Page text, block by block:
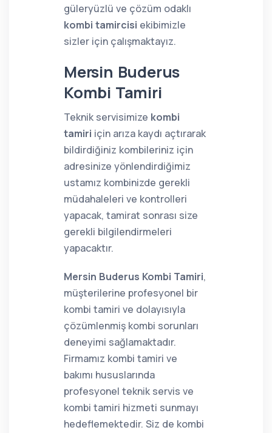
güleryüzlü ve çözüm odaklı
kombi tamircisi ekibimizle
sizler için çalışmaktayız.
Mersin Buderus
Kombi Tamiri
Teknik servisimize kombi
tamiri için arıza kaydı açtırarak
bildirdiğiniz kombileriniz için
adresinize yönlendirdiğimiz
ustamız kombinizde gerekli
müdahaleleri ve kontrolleri
yapacak, tamirat sonrası size
gerekli bilgilendirmeleri
yapacaktır.
Mersin Buderus Kombi Tamiri,
müşterilerine profesyonel bir
kombi tamiri ve dolayısıyla
çözümlenmiş kombi sorunları
deneyimi sağlamaktadır.
Firmamız kombi tamiri ve
bakımı hususlarında
profesyonel teknik servis ve
kombi tamiri hizmeti sunmayı
hedeflemektedir. Siz de kombi